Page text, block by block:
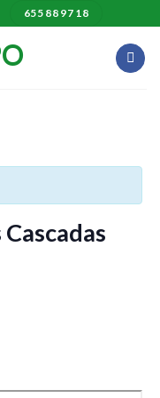
655 88 97 18